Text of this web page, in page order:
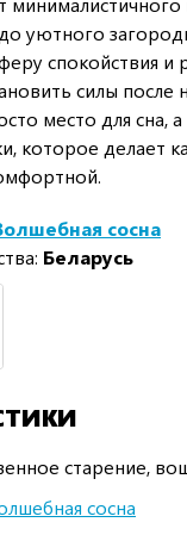
уютного
спокойствия и
силы после
место для сна,
которое делает
сосна
Беларусь
старение,
сосна